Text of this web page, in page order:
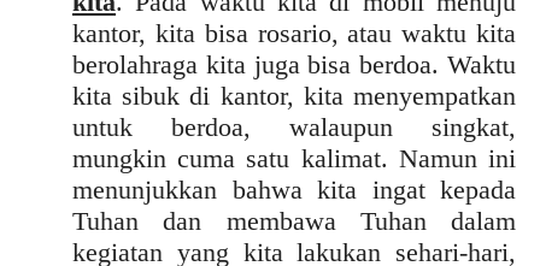
kantor, kita bisa rosario, atau waktu kita
berolahraga kita juga bisa berdoa. Waktu
kita sibuk di kantor, kita menyempatkan
untuk berdoa, walaupun singkat,
mungkin cuma satu kalimat. Namun ini
menunjukkan bahwa kita ingat kepada
Tuhan dan membawa Tuhan dalam
kegiatan yang kita lakukan sehari-hari,